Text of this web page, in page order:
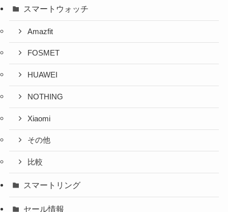
スマートウォッチ
Amazfit
FOSMET
HUAWEI
NOTHING
Xiaomi
その他
比較
スマートリング
セール情報